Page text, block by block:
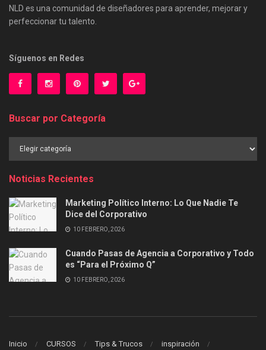
NLD es una comunidad de diseñadores para aprender, mejorar y
perfeccionar tu talento.
Síguenos en Redes
Buscar por Categoría
Buscar
Noticias Recientes
Marketing Político Interno: Lo Que Nadie Te
Dice del Corporativo
10 FEBRERO, 2026
Cuando Pasas de Agencia a Corporativo y Todo
es “Para el Próximo Q”
10 FEBRERO, 2026
Inicio CURSOS Tips & Trucos inspiración